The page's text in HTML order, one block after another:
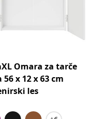
Omara za tarče
56 x 12 x 63 cm
les